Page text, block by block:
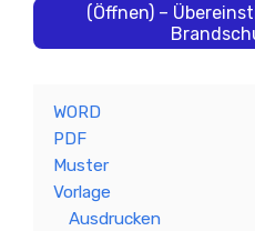
(Öffnen) –
WORD
PDF
Muster
Vorlage
Ausdrucken